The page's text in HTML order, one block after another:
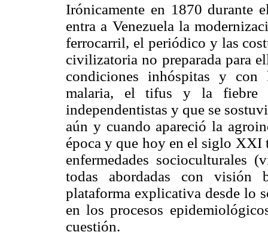
Irónicamente en 1870 durante
entra a Venezuela la
ferrocarril, el periódico y las
civilizatoria no preparada para
condiciones inhóspitas y con
malaria, el tifus y la fiebre
independentistas y que se
aún y cuando apareció la
época y que hoy en el siglo XXI
enfermedades socioculturales
todas abordadas con visión
plataforma explicativa desde lo
en los procesos
cuestión.